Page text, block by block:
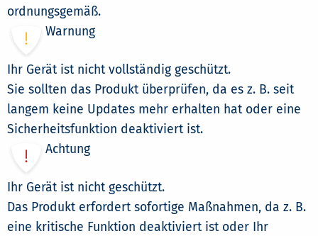
ordnungsgemäß.
Warnung
Ihr Gerät ist nicht vollständig geschützt.
Sie sollten das Produkt überprüfen, da es z. B. seit
langem keine Updates mehr erhalten hat oder eine
Sicherheitsfunktion deaktiviert ist.
Achtung
Ihr Gerät ist nicht geschützt.
Das Produkt erfordert sofortige Maßnahmen, da z. B.
eine kritische Funktion deaktiviert ist oder Ihr